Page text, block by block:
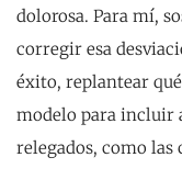
dolorosa. Para mí,
corregir esa
éxito, replantear
modelo para incluir
relegados, como las